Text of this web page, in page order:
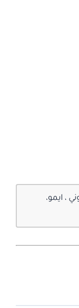
، ايمو،